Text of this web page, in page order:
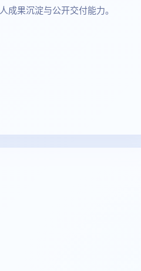
人成果沉淀与公开交付能力。